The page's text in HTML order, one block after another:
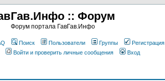
:: Форум
Форум портала ГавГав.Инфо
Поиск Пользователи Группы
Регистрация
Войти и проверить личные сообщения Вход